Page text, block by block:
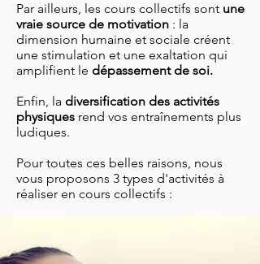
Par ailleurs, les cours collectifs sont une
vraie source de motivation : la
dimension humaine et sociale créent
une stimulation et une exaltation qui
amplifient le dépassement de soi.
Enfin, la diversification des activités
physiques rend vos entraînements plus
ludiques.
Pour toutes ces belles raisons, nous
vous proposons 3 types d'activités à
réaliser en cours collectifs :